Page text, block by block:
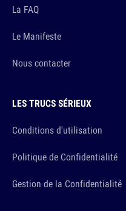
La FAQ
Le Manifeste
Nous contacter
LES TRUCS SÉRIEUX
Conditions d'utilisation
Politique de Confidentialité
Gestion de la Confidentialité